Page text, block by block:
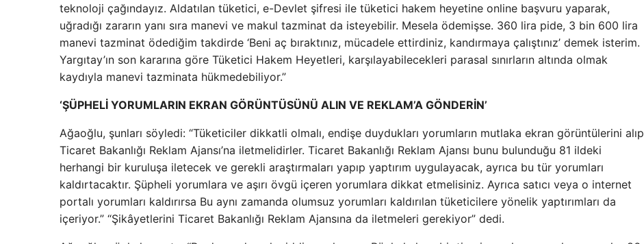
teknoloji çağındayız. Aldatılan tüketici, e-Devlet şifresi ile tüketici hakem heyetine online başvuru yaparak,
uğradığı zararın yanı sıra manevi ve makul tazminat da isteyebilir. Mesela ödemişse. 360 lira pide, 3 bin 600 lira
manevi tazminat ödediğim takdirde ‘Beni aç bıraktınız, mücadele ettirdiniz, kandırmaya çalıştınız’ demek isterim.
Yargıtay’ın son kararına göre Tüketici Hakem Heyetleri, karşılayabilecekleri parasal sınırların altında olmak
kaydıyla manevi tazminata hükmedebiliyor.”
‘ŞÜPHELİ YORUMLARIN EKRAN GÖRÜNTÜSÜNÜ ALIN VE REKLAM’A GÖNDERİN’
Ağaoğlu, şunları söyledi: “Tüketiciler dikkatli olmalı, endişe duydukları yorumların mutlaka ekran görüntülerini alıp
Ticaret Bakanlığı Reklam Ajansı’na iletmelidirler. Ticaret Bakanlığı Reklam Ajansı bunu bulunduğu 81 ildeki
herhangi bir kuruluşa iletecek ve gerekli araştırmaları yapıp yaptırım uygulayacak, ayrıca bu tür yorumları
kaldırtacaktır. Şüpheli yorumlara ve aşırı övgü içeren yorumlara dikkat etmelisiniz. Ayrıca satıcı veya o internet
portalı yorumları kaldırırsa Bu aynı zamanda olumsuz yorumları kaldırılan tüketicilere yönelik yaptırımları da
içeriyor.” “Şikâyetlerini Ticaret Bakanlığı Reklam Ajansına da iletmeleri gerekiyor” dedi.